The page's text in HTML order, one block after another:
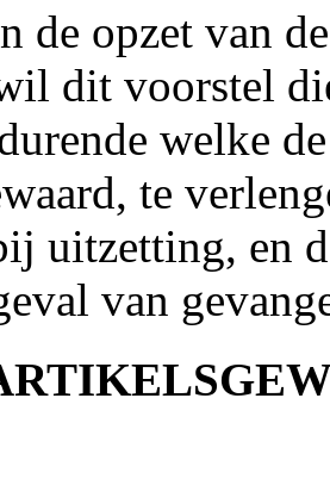
de opzet van
dit voorstel
welke
te
uitzetting, en
van